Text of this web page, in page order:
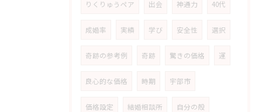
りくりゅうペア 出会 神通力 40代
成婚率 実績 学び 安全性 選択
奇跡の参考例 奇跡 驚きの価格 運
良心的な価格 時期 宇部市
価格設定 結婚相談所 自分の殻